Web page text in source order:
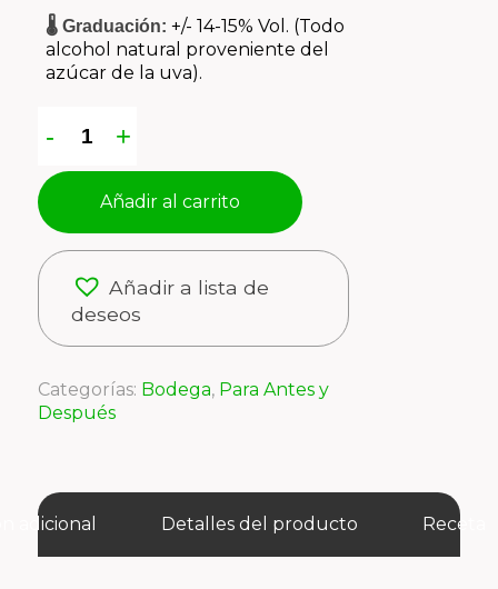
🌡️ Graduación: +/- 14-15% Vol. (Todo
alcohol natural proveniente del
azúcar de la uva).
Añadir al carrito
Añadir a lista de
deseos
Categorías: Bodega, Para Antes y
Después
adicional Detalles del producto Receta